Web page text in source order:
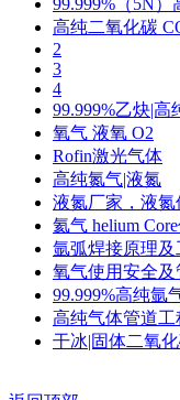
高纯二氧化碳
2
3
4
99.999%乙炔|高
氧气 液氧 O2
Rofin激光气体
高纯氮气|液氮
液氮厂家，液氮
氦气 helium
氩弧焊接原理及
氧气使用安全及
99.999%高纯氩
高纯气体管道工
干冰|固体二氧